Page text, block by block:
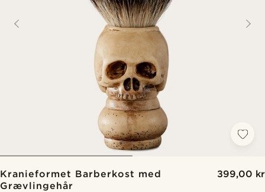
Kranieformet Barberkost med
Grævlingehår
399,00 kr